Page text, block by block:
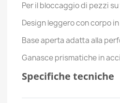
Per il bloccaggio di pezzi
Design leggero con corpo
Base aperta adatta alla
Ganasce prismatiche in
Specifiche tecniche